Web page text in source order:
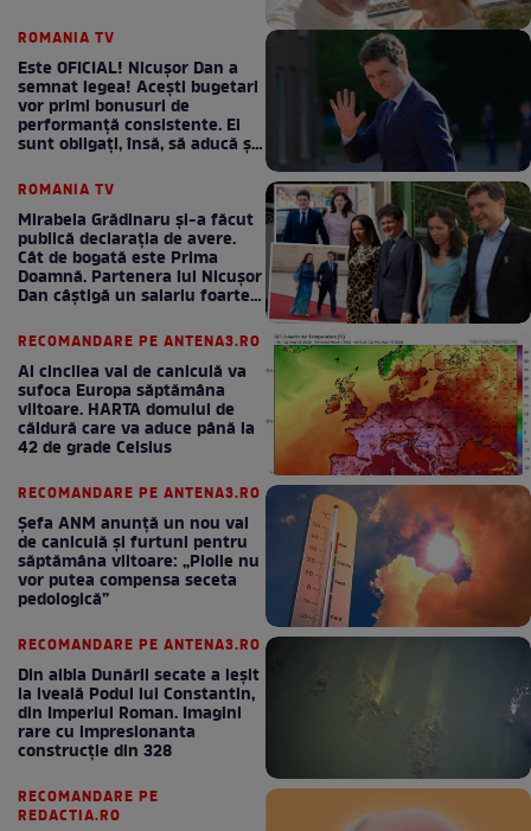
ROMANIA TV
Este OFICIAL! Nicușor Dan a
semnat legea! Acești bugetari
vor primi bonusuri de
performanță consistente. Ei
sunt obligați, însă, să aducă și
ROMANIA TV
Mirabela Grădinaru și-a făcut
publică declarația de avere.
Cât de bogată este Prima
Doamnă. Partenera lui Nicușor
Dan câștigă un salariu foarte
RECOMANDARE PE ANTENA3.RO
Al cincilea val de caniculă va
sufoca Europa săptămâna
viitoare. HARTA domului de
căldură care va aduce până la
42 de grade Celsius
RECOMANDARE PE ANTENA3.RO
Șefa ANM anunță un nou val
de caniculă și furtuni pentru
săptămâna viitoare: „Ploile nu
vor putea compensa seceta
pedologică”
RECOMANDARE PE ANTENA3.RO
Din albia Dunării secate a ieșit
la iveală Podul lui Constantin,
din Imperiul Roman. Imagini
rare cu impresionanta
construcție din 328
RECOMANDARE PE
REDACTIA.RO